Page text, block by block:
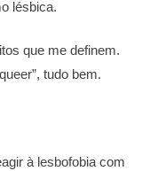
lésbica.
que me definem.
tudo bem.
à lesbofobia com